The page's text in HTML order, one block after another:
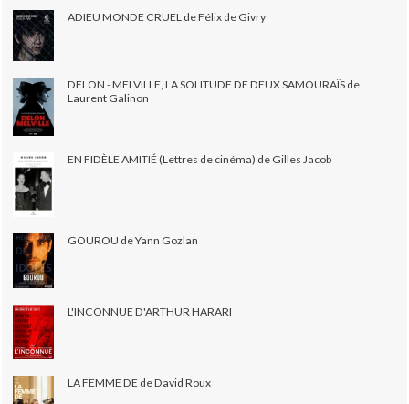
ADIEU MONDE CRUEL de Félix de Givry
DELON - MELVILLE, LA SOLITUDE DE DEUX SAMOURAÏS de
Laurent Galinon
EN FIDÈLE AMITIÉ (Lettres de cinéma) de Gilles Jacob
GOUROU de Yann Gozlan
L'INCONNUE D'ARTHUR HARARI
LA FEMME DE de David Roux